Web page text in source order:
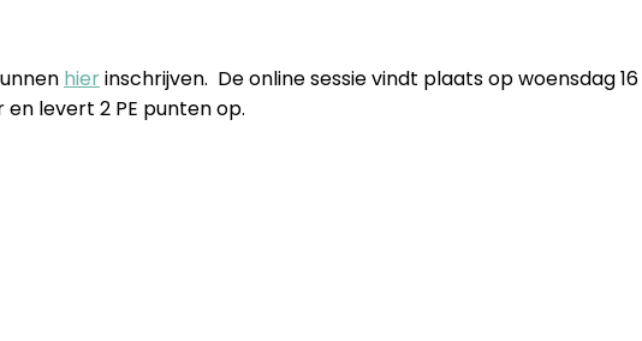
hierinschrijven. De online sessie vindt plaats op woensdag 16
en levert 2 PE punten op.